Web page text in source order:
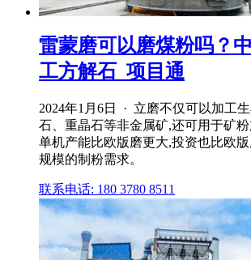
雷蒙磨可以磨煤粉吗？
工方解石_项目通
2024年1月6日 · 立磨不仅可以加工
石、重晶石等非金属矿,还可用于矿
单机产能比欧版磨更大,投资也比欧
规模的制粉需求。
联系电话: 180 3780 8511